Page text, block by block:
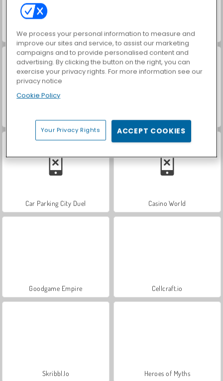
VegaMix Da Vinci Puzzles Farm Merge Valley
Hidden Object: Street of Secrets ASMR Makeover & Makeup Studio
Car Parking City Duel Casino World
Goodgame Empire Cellcraft.io
Skribbl.Io Heroes of Myths
We process your personal information to measure and
improve our sites and service, to assist our marketing
campaigns and to provide personalised content and
advertising. By clicking the button on the right, you can
exercise your privacy rights. For more information see our
privacy notice
Cookie Policy
Your Privacy Rights ACCEPT COOKIES